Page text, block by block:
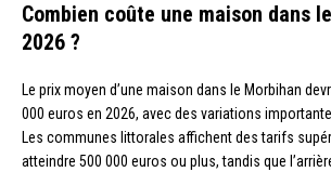
Combien coûte une maison dans
2026 ?
Le prix moyen d’une maison dans le Morbihan
000 euros en 2026, avec des variations
Les communes littorales affichent des tarifs
atteindre 500 000 euros ou plus, tandis que